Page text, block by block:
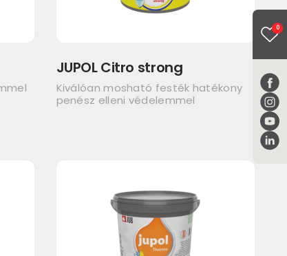
0
JUPOL Citro strong
Kiválóan mosható festék hatékony
penész elleni védelemmel